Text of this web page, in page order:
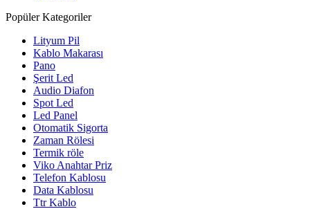
Popüler Kategoriler
Lityum Pil
Kablo Makarası
Pano
Şerit Led
Audio Diafon
Spot Led
Led Panel
Otomatik Sigorta
Zaman Rölesi
Termik röle
Viko Anahtar Priz
Telefon Kablosu
Data Kablosu
Ttr Kablo